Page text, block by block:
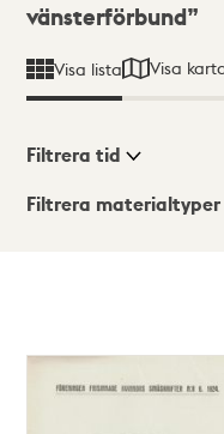
vänsterförbund
Visa lista Visa
Visningsläge
Filtrera tid
Filtrera materialtyper